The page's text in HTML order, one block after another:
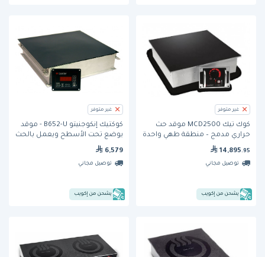
غير متوفر
كوك تيك MCD2500 موقد حث
حراري مدمج – منطقة طهي واحدة
14,895 .95
توصيل مجاني
يشحن من إكويب
غير متوفر
كوكتيك إنكوجنيتو B652-U - موقد
يوضع تحت الأسطح ويعمل بالحث
الحراري
6,579
توصيل مجاني
يشحن من إكويب